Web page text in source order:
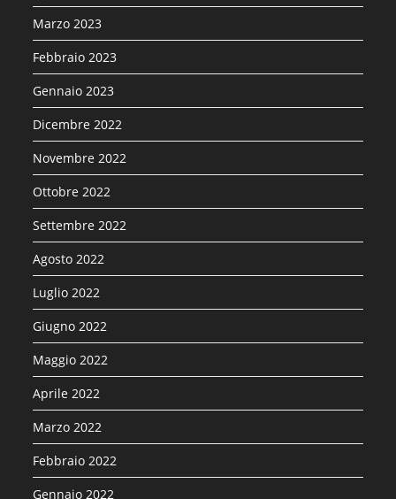
Marzo 2023
Febbraio 2023
Gennaio 2023
Dicembre 2022
Novembre 2022
Ottobre 2022
Settembre 2022
Agosto 2022
Luglio 2022
Giugno 2022
Maggio 2022
Aprile 2022
Marzo 2022
Febbraio 2022
Gennaio 2022